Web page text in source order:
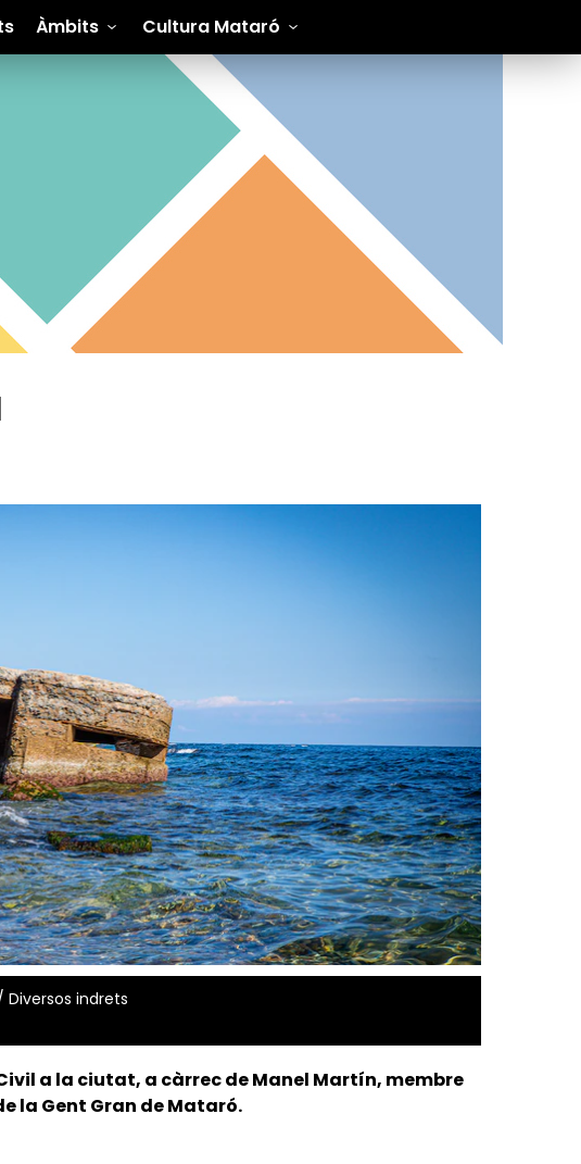
Àmbits Cultura Mataró
Diversos indrets
a la ciutat, a càrrec de Manel Martín, membre
la Gent Gran de Mataró.